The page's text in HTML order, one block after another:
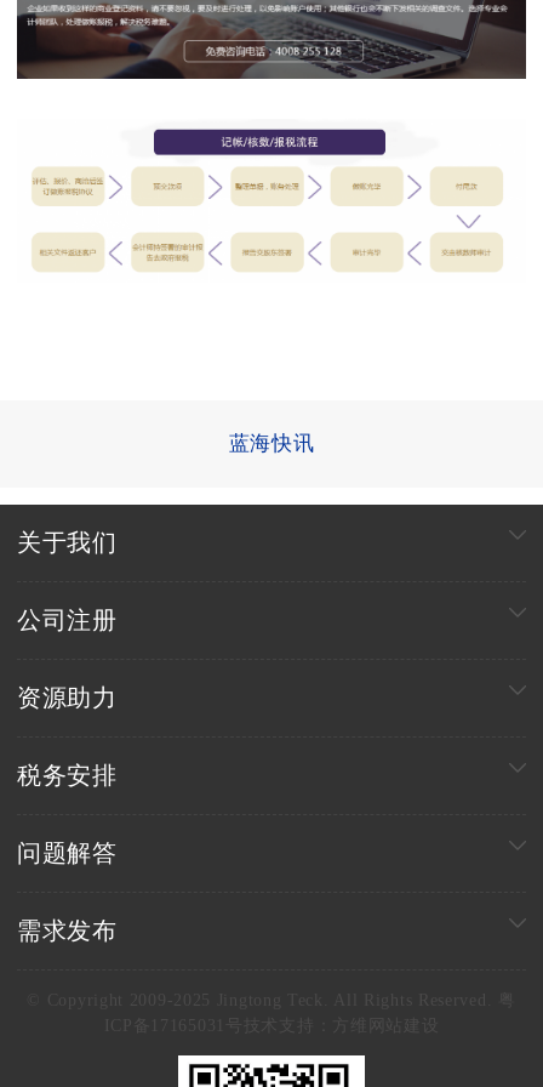
蓝海快讯
关于我们
公司注册
资源助力
税务安排
问题解答
需求发布
© Copyright 2009-2025 Jingtong Teck. All Rights Reserved. 粤
ICP备17165031号
方维网站建设